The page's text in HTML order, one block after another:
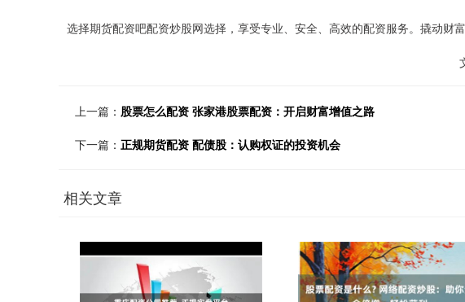
选择期货配资吧配资炒股网选择，享受专业、安全、高效的配资服务。撬动财
上一篇： 股票怎么配资 张家港股票配资：开启财富增值之路
下一篇： 正规期货配资 配债股：认购权证的投资机会
相关文章